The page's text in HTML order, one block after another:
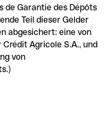
de Garantie des Dépôts
Teil dieser Gelder
abgesichert: eine von
Agricole S.A., und
von